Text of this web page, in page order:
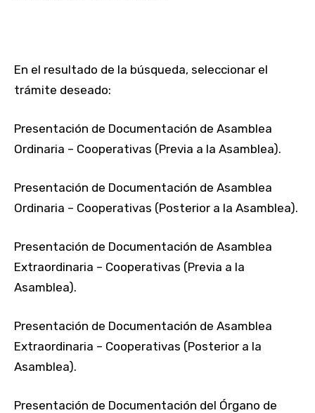
En el resultado de la búsqueda, seleccionar el
trámite deseado:
Presentación de Documentación de Asamblea
Ordinaria – Cooperativas (Previa a la Asamblea).
Presentación de Documentación de Asamblea
Ordinaria – Cooperativas (Posterior a la Asamblea).
Presentación de Documentación de Asamblea
Extraordinaria – Cooperativas (Previa a la
Asamblea).
Presentación de Documentación de Asamblea
Extraordinaria – Cooperativas (Posterior a la
Asamblea).
Presentación de Documentación del Órgano de